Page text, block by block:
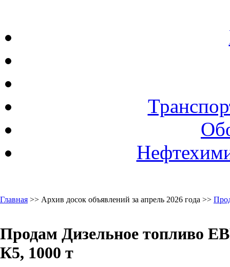
Главная >> Архив досок объявлений за апрель 2026 года >>
Продам Дизельное топливо
К5, 1000 т